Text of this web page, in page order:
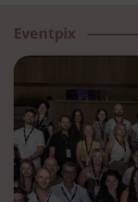
Eventpix